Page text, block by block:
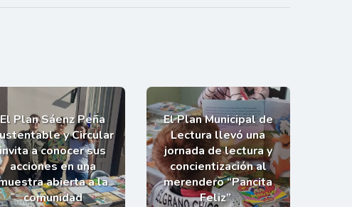
El Plan Sáenz Peña
y Circular
invita a conocer sus
acciones en una
abierta a la
comunidad
El Plan Municipal de
Lectura llevó una
jornada de lectura y
concientización al
merendero “Pancita
Feliz”